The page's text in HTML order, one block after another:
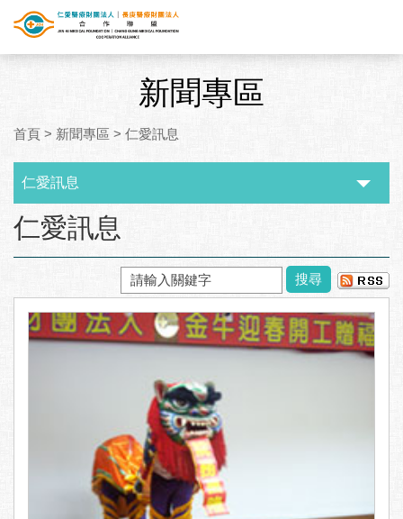
新聞專區
首頁 > 新聞專區 > 仁愛訊息
仁愛訊息
:::
仁愛訊息
搜尋